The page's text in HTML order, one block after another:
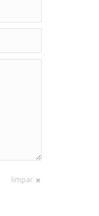
limpar